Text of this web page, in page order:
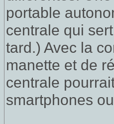
portable
centrale qui
tard.) Avec la
manette et de
centrale
smartphones